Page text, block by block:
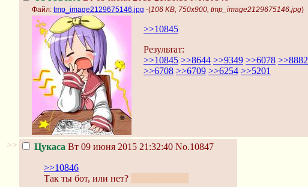
Файл: tmp_image2129675146.jpg -(106 KB, 750x900, tmp_image2129675146.jpg)
>>10845
Результат:
>>10845 >>8644 >>9349 >>6078 >>8882
>>6708 >>6709 >>6254 >>5201
>> Цукаса Вт 09 июня 2015 21:32:40 No.10847
>>10846
Так ты бот, или нет?